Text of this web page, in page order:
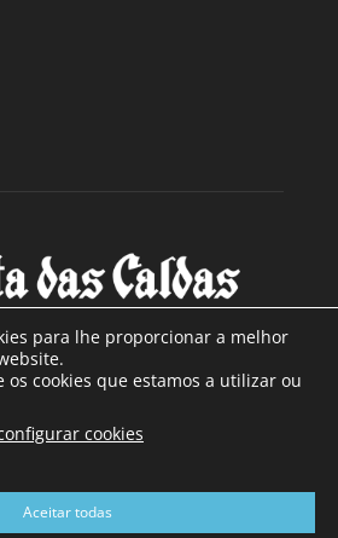
SOBRE NÓS
da Rainha e mais de 90 anos de
com mais de 40.000 leitores por
Jornal com distribuição em Portugal
para lhe proporcionar a melhor
os cookies que estamos a utilizar ou
cookies
Aceitar todas